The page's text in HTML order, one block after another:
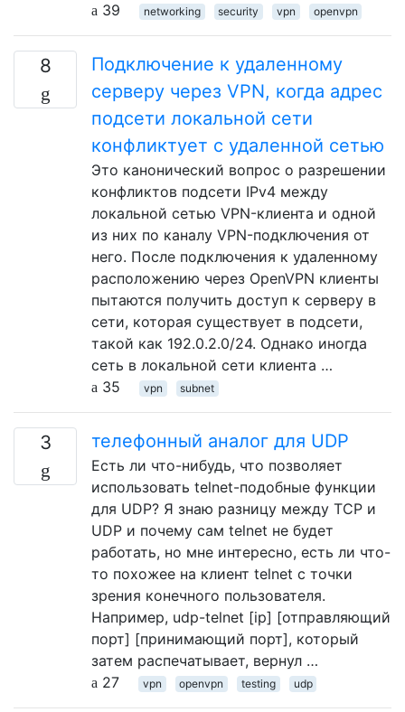
39
networking security vpn openvpn
8
Подключение к удаленному
серверу через VPN, когда адрес
подсети локальной сети
конфликтует с удаленной сетью
Это канонический вопрос о разрешении
конфликтов подсети IPv4 между
локальной сетью VPN-клиента и одной
из них по каналу VPN-подключения от
него. После подключения к удаленному
расположению через OpenVPN клиенты
пытаются получить доступ к серверу в
сети, которая существует в подсети,
такой как 192.0.2.0/24. Однако иногда
сеть в локальной сети клиента …
35
vpn subnet
3 телефонный аналог для UDP
Есть ли что-нибудь, что позволяет
использовать telnet-подобные функции
для UDP? Я знаю разницу между TCP и
UDP и почему сам telnet не будет
работать, но мне интересно, есть ли что-
то похожее на клиент telnet с точки
зрения конечного пользователя.
Например, udp-telnet [ip] [отправляющий
порт] [принимающий порт], который
затем распечатывает, вернул …
27
vpn openvpn testing udp